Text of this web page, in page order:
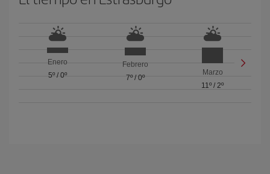
Enero
5º/ 0º
Febrero
7º/ 0º
Marzo
11º /2º